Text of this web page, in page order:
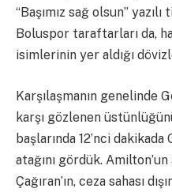
“Başımız sağ olsun”
Boluspor taraftarları da,
isimlerinin yer aldığı
Karşılaşmanın genelinde
karşı gözlenen
başlarında 12’nci
atağını gördük.
Çağıran’ın, ceza sahası